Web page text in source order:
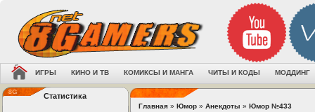
ИГРЫ КИНО И ТВ КОМИКСЫ И МАНГА ЧИТЫ И КОДЫ МОДДИНГ
Статистика
Главная » Юмор » Анекдоты » Юмор №433